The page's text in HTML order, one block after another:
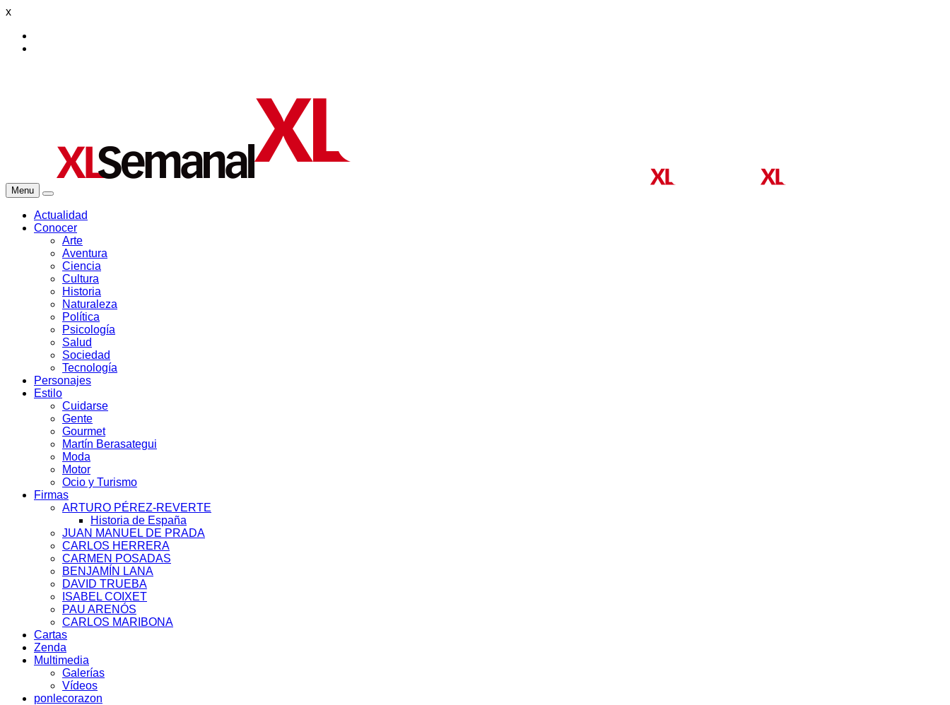
x
Menu
Actualidad
Conocer
Arte
Aventura
Ciencia
Cultura
Historia
Naturaleza
Política
Psicología
Salud
Sociedad
Tecnología
Personajes
Estilo
Cuidarse
Gente
Gourmet
Martín Berasategui
Moda
Motor
Ocio y Turismo
Firmas
ARTURO PÉREZ-REVERTE
Historia de España
JUAN MANUEL DE PRADA
CARLOS HERRERA
CARMEN POSADAS
BENJAMÍN LANA
DAVID TRUEBA
ISABEL COIXET
PAU ARENÓS
CARLOS MARIBONA
Cartas
Zenda
Multimedia
Galerías
Vídeos
ponlecorazon